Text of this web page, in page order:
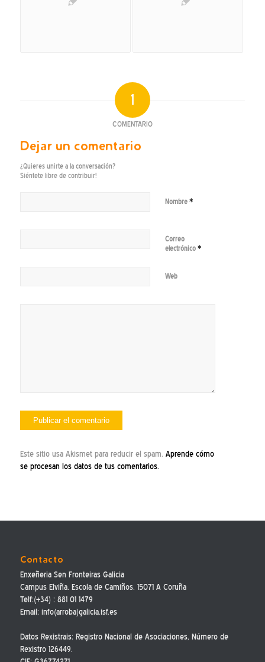
1
COMENTARIO
Dejar un comentario
¿Quieres unirte a la conversación?
Siéntete libre de contribuir!
Nombre *
Correo
electrónico *
Web
Este sitio usa Akismet para reducir el spam. Aprende cómo
se procesan los datos de tus comentarios.
Contacto
Enxeñeria Sen Fronteiras Galicia
Campus Elviña. Escola de Camiños. 15071 A Coruña
Telf:(+34) : 881 01 1479
Email: info(arroba)galicia.isf.es
Datos Rexistrais: Registro Nacional de Asociaciones, Número de
Rexistro 126449.